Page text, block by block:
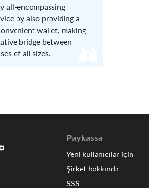
all-encompassing
by also providing a
wallet, making
bridge between
of all sizes.
Paykassa
Yeni kullanıcılar için
Şirket hakkında
SSS